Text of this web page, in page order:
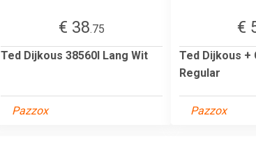
€ 38.75
Ted Dijkous 38560l Lang Wit
Pazzox
€
Ted Dijkous +
Regular
Pazzox